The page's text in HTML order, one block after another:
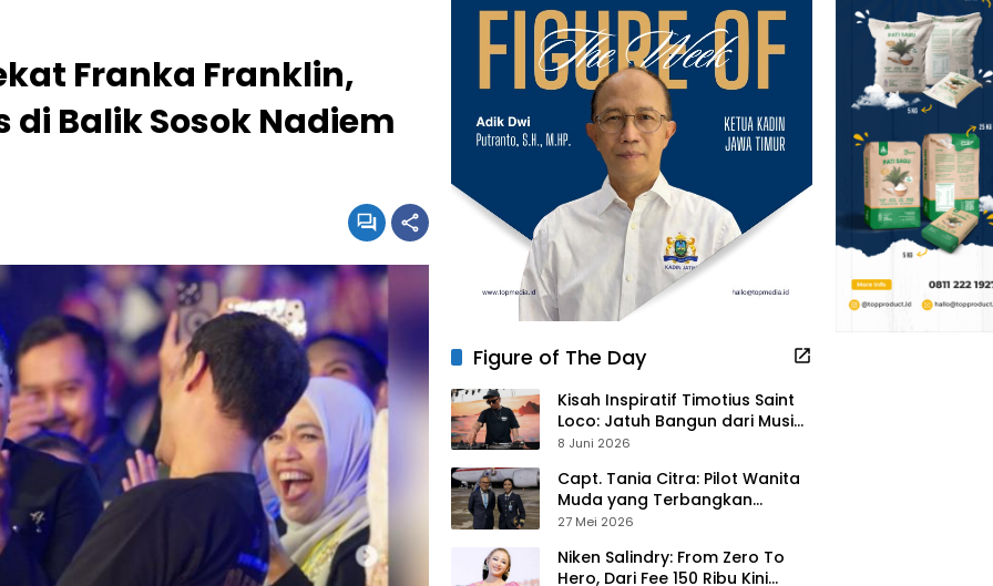
Franka Franklin,
di Balik Sosok Nadiem
Figure of The Day
Kisah Inspiratif Timotius Saint
Loco: Jatuh Bangun dari Musik,
Pelayanan Pastor, hingga
8 Juni 2026
Capt. Tania Citra: Pilot Wanita
Muda yang Terbangkan
Pesawat Presiden Prabowo ke
27 Mei 2026
Niken Salindry: From Zero To
Hero, Dari Fee 150 Ribu Kini